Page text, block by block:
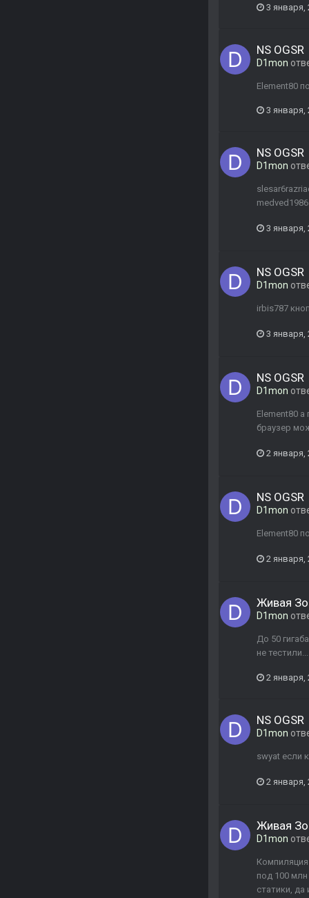
3 января,
NS OGSR
D1mon
Element80
3 января,
NS OGSR
D1mon
3 января,
NS OGSR
D1mon
irbis787
3 января,
NS OGSR
D1mon
Element80
браузер
2 января,
NS OGSR
D1mon
Element80
2 января,
Живая
D1mon
До 50
не тестили...
2 января,
NS OGSR
D1mon
swyat если
2 января,
Живая
D1mon
под 100 млн
статики,